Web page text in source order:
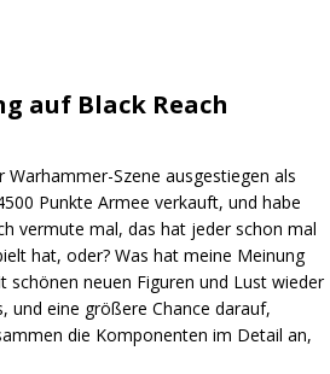
auf Black Reach
Szene ausgestiegen als
Punkte Armee verkauft, und habe
vermute mal, das hat jeder schon mal
hat, oder? Was hat meine Meinung
schönen neuen Figuren und Lust wieder
und eine größere Chance darauf,
die Komponenten im Detail an,